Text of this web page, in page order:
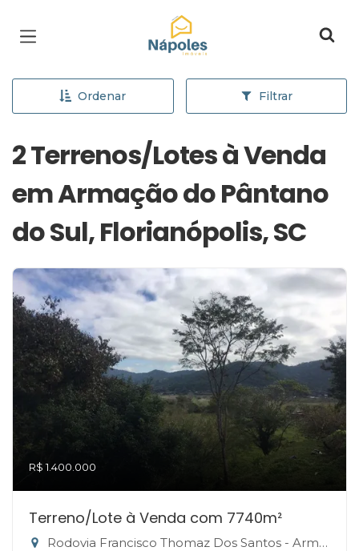
Página inicial
Ordenar Filtrar
2 Terrenos/Lotes à Venda
em Armação do Pântano
do Sul, Florianópolis, SC
R$ 1.400.000
Terreno/Lote à Venda com 7740m²
Rodovia Francisco Thomaz Dos Santos - Armação do Pântano do Sul, Florianópolis-SC